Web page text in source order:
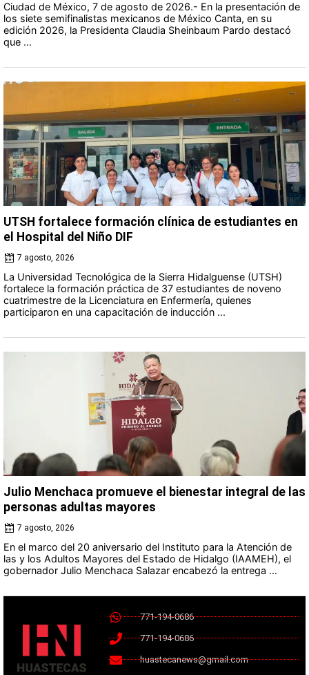
Ciudad de México, 7 de agosto de 2026.- En la presentación de
los siete semifinalistas mexicanos de México Canta, en su
edición 2026, la Presidenta Claudia Sheinbaum Pardo destacó
que ...
UTSH fortalece formación clínica de estudiantes en
el Hospital del Niño DIF
7 agosto, 2026
La Universidad Tecnológica de la Sierra Hidalguense (UTSH)
fortalece la formación práctica de 37 estudiantes de noveno
cuatrimestre de la Licenciatura en Enfermería, quienes
participaron en una capacitación de inducción ...
Julio Menchaca promueve el bienestar integral de las
personas adultas mayores
7 agosto, 2026
En el marco del 20 aniversario del Instituto para la Atención de
las y los Adultos Mayores del Estado de Hidalgo (IAAMEH), el
gobernador Julio Menchaca Salazar encabezó la entrega ...
771-194-0686
771-194-0686
huastecanews@gmail.com